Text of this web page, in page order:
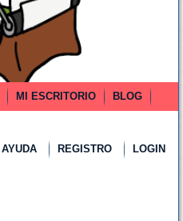
MI ESCRITORIO
BLOG
AYUDA REGISTRO LOGIN